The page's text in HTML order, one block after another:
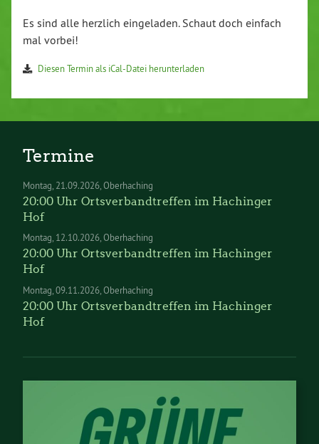
Es sind alle herzlich eingeladen. Schaut doch einfach
mal vorbei!
Diesen Termin als iCal-Datei herunterladen
Termine
Montag 21.09.2026 Oberhaching
20:00 Uhr Ortsverbandtreffen im Hachinger
Hof
Montag 12.10.2026 Oberhaching
20:00 Uhr Ortsverbandtreffen im Hachinger
Hof
Montag 09.11.2026 Oberhaching
20:00 Uhr Ortsverbandtreffen im Hachinger
Hof